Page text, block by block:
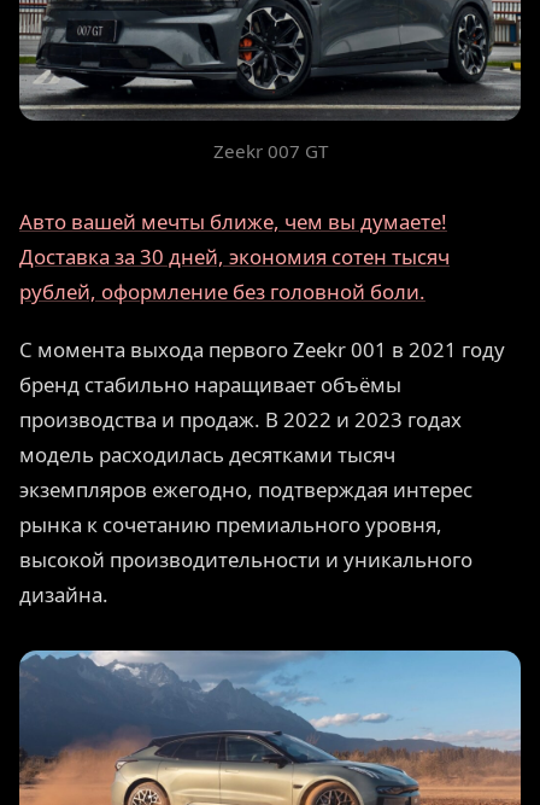
Zeekr 007 GT
Авто вашей мечты ближе, чем вы думаете!
Доставка за 30 дней, экономия сотен тысяч
рублей, оформление без головной боли.
С момента выхода первого Zeekr 001 в 2021 году
бренд стабильно наращивает объёмы
производства и продаж. В 2022 и 2023 годах
модель расходилась десятками тысяч
экземпляров ежегодно, подтверждая интерес
рынка к сочетанию премиального уровня,
высокой производительности и уникального
дизайна.